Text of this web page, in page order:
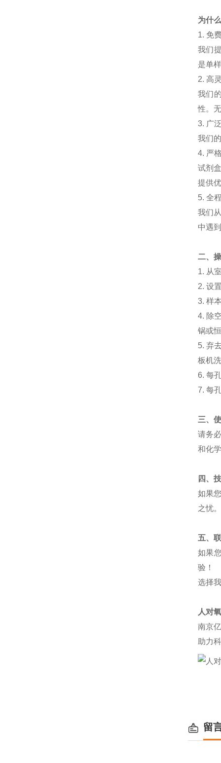
为什
1. 免
我们
是单
2. 高
我们
性。
3. 广
我们
4. 严
试剂
提供
5. 全
我们
中遇
二、
1. 从
2. 设
3. 样
4. 除
锅或
5.弃
板机
6. 每
7. 每
三、
请务
和化
四、
如果
之忧。
五、
如果
验！
选择
人对
南京
助力
留